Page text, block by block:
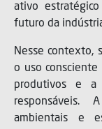
ativo
futuro da
Nesse contexto,
o uso consciente
produtivos e a
responsáveis.
ambientais e